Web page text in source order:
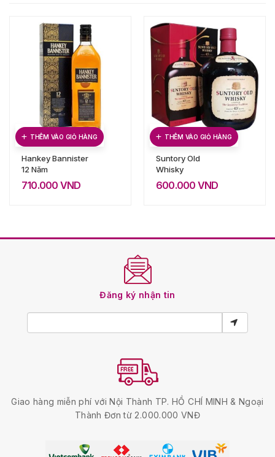
THÊM VÀO GIỎ HÀNG
Hankey Bannister
12 Năm
710.000 VND
THÊM VÀO GIỎ HÀNG
Suntory Old
Whisky
600.000 VND
Đăng ký nhận tin
Giao hàng miễn phí với Nội Thành TP. HỒ CHÍ MINH & Ngoại
Thành Đơn từ 2.000.000 VNĐ